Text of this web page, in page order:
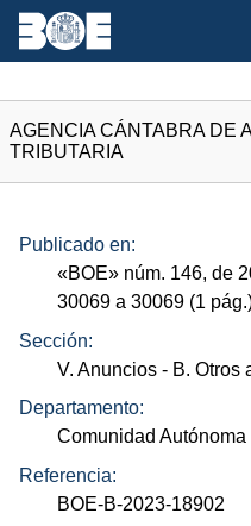
AGENCIA CÁNTABRA DE
TRIBUTARIA
Publicado en:
«BOE» núm. 146, de
30069 a 30069 (1 pág.
Sección:
V. Anuncios - B. Otros
Departamento:
Comunidad
Referencia:
BOE-B-2023-18902